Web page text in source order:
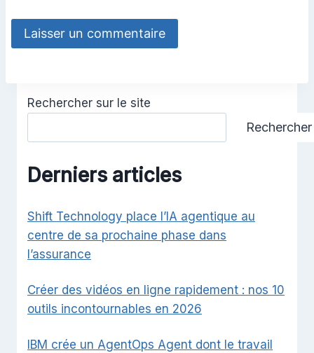
Rechercher sur le site
Rechercher
Derniers articles
Shift Technology place l’IA agentique au
centre de sa prochaine phase dans
l’assurance
Créer des vidéos en ligne rapidement : nos 10
outils incontournables en 2026
IBM crée un AgentOps Agent dont le travail